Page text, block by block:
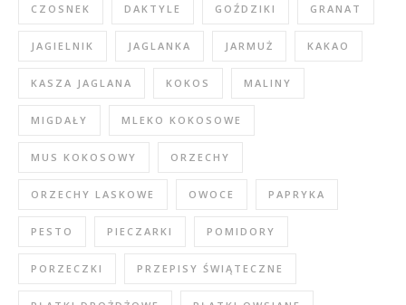
CZOSNEK DAKTYLE GOŹDZIKI GRANAT
JAGIELNIK JAGLANKA JARMUŻ KAKAO
KASZA JAGLANA KOKOS MALINY
MIGDAŁY MLEKO KOKOSOWE
MUS KOKOSOWY ORZECHY
ORZECHY LASKOWE OWOCE PAPRYKA
PESTO PIECZARKI POMIDORY
PORZECZKI PRZEPISY ŚWIĄTECZNE